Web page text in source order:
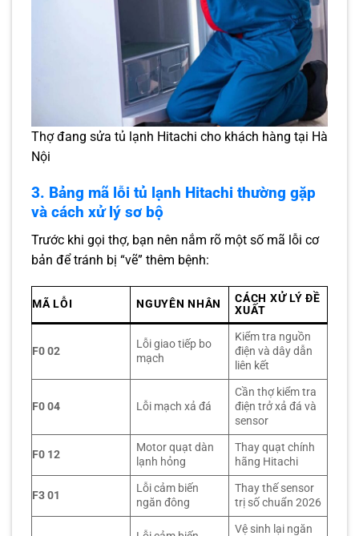
Thợ đang sửa tủ lạnh Hitachi cho khách hàng tại Hà
Nội
3. Bảng mã lỗi tủ lạnh Hitachi thường gặp
và cách xử lý sơ bộ
Trước khi gọi thợ, bạn nên nắm rõ một số mã lỗi cơ
bản để tránh bị “vẽ” thêm bệnh:
MÃ LỖI NGUYÊN NHÂN
CÁCH XỬ LÝ ĐỀ
XUẤT
F0 02
Lỗi giao tiếp bo
mạch
Kiểm tra nguồn
điện và dây dẫn
liên kết
F0 04 Lỗi mạch xả đá
Cần thợ kiểm tra
điện trở xả đá và
sensor
F0 12
Motor quạt dàn
lạnh hỏng
Thay quạt chính
hãng Hitachi
F3 01
Lỗi cảm biến
ngăn đông
Thay thế sensor
trị số chuẩn 2026
Vệ sinh lại ngăn